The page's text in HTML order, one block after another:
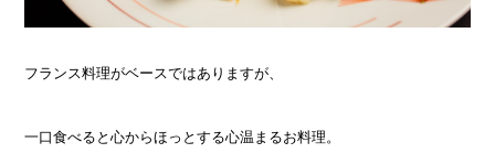
フランス料理がベースではありますが、
一口食べると心からほっとする心温まるお料理。